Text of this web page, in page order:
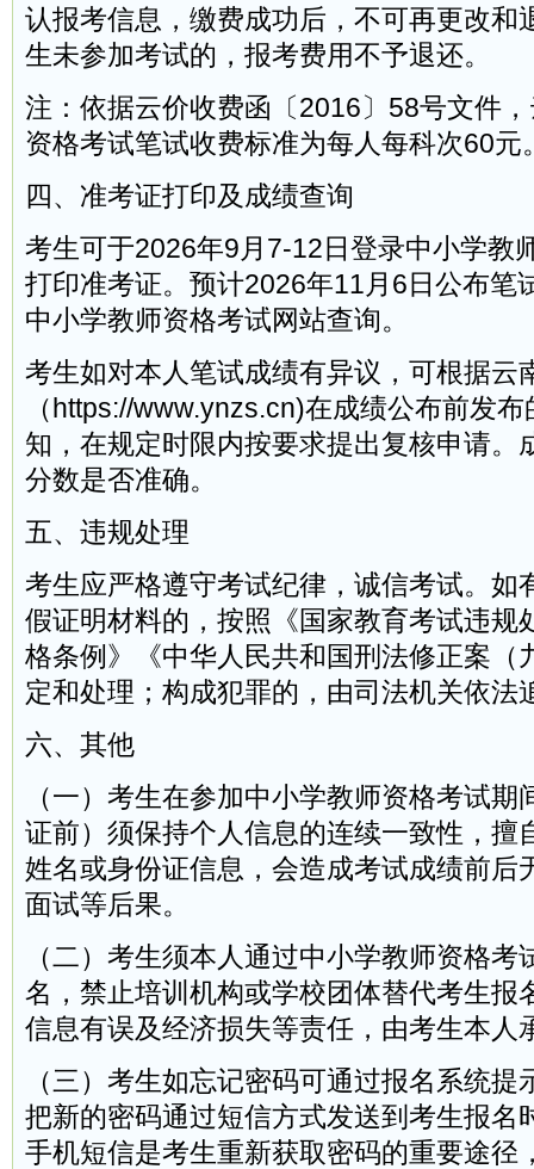
认报考信息，缴费成功后，不可再更改和
生未参加考试的，报考费用不予退还。
注：依据云价收费函〔2016〕58号文件
资格考试笔试收费标准为每人每科次60元
四、准考证打印及成绩查询
考生可于2026年9月7-12日登录中小学教
打印准考证。预计2026年11月6日公布笔
中小学教师资格考试网站查询。
考生如对本人笔试成绩有异议，可根据云
（https://www.ynzs.cn)在成绩公布前发
知，在规定时限内按要求提出复核申请。
分数是否准确。
五、违规处理
考生应严格遵守考试纪律，诚信考试。如
假证明材料的，按照《国家教育考试违规
格条例》《中华人民共和国刑法修正案（
定和处理；构成犯罪的，由司法机关依法
六、其他
（一）考生在参加中小学教师资格考试
证前）须保持个人信息的连续一致性，擅
姓名或身份证信息，会造成考试成绩前后
面试等后果。
（二）考生须本人通过中小学教师资格
名，禁止培训机构或学校团体替代考生报
信息有误及经济损失等责任，由考生本人
（三）考生如忘记密码可通过报名系统
把新的密码通过短信方式发送到考生报名
手机短信是考生重新获取密码的重要途径